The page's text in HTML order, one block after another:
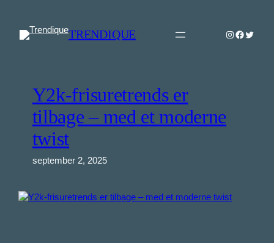
indhold
TRENDIQUE Instagram
Twitter
Y2k-frisuretrends er
tilbage – med et moderne
twist
september 2, 2025